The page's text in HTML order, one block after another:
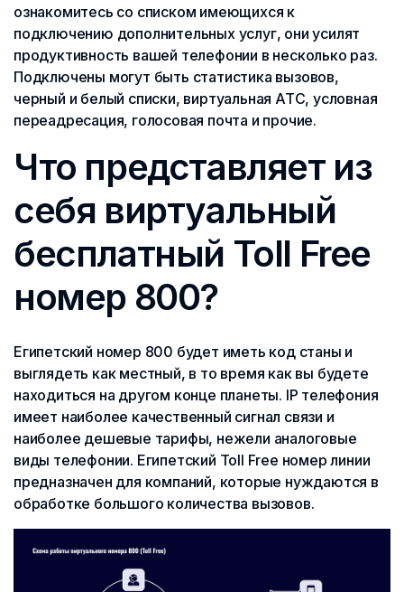
ознакомитесь со списком имеющихся к
подключению дополнительных услуг, они усилят
продуктивность вашей телефонии в несколько раз.
Подключены могут быть статистика вызовов,
черный и белый списки, виртуальная АТС, условная
переадресация, голосовая почта и прочие.
Что представляет из
себя виртуальный
бесплатный Toll Free
номер 800?
Египетский номер 800 будет иметь код станы и
выглядеть как местный, в то время как вы будете
находиться на другом конце планеты. IP телефония
имеет наиболее качественный сигнал связи и
наиболее дешевые тарифы, нежели аналоговые
виды телефонии. Египетский Toll Free номер линии
предназначен для компаний, которые нуждаются в
обработке большого количества вызовов.